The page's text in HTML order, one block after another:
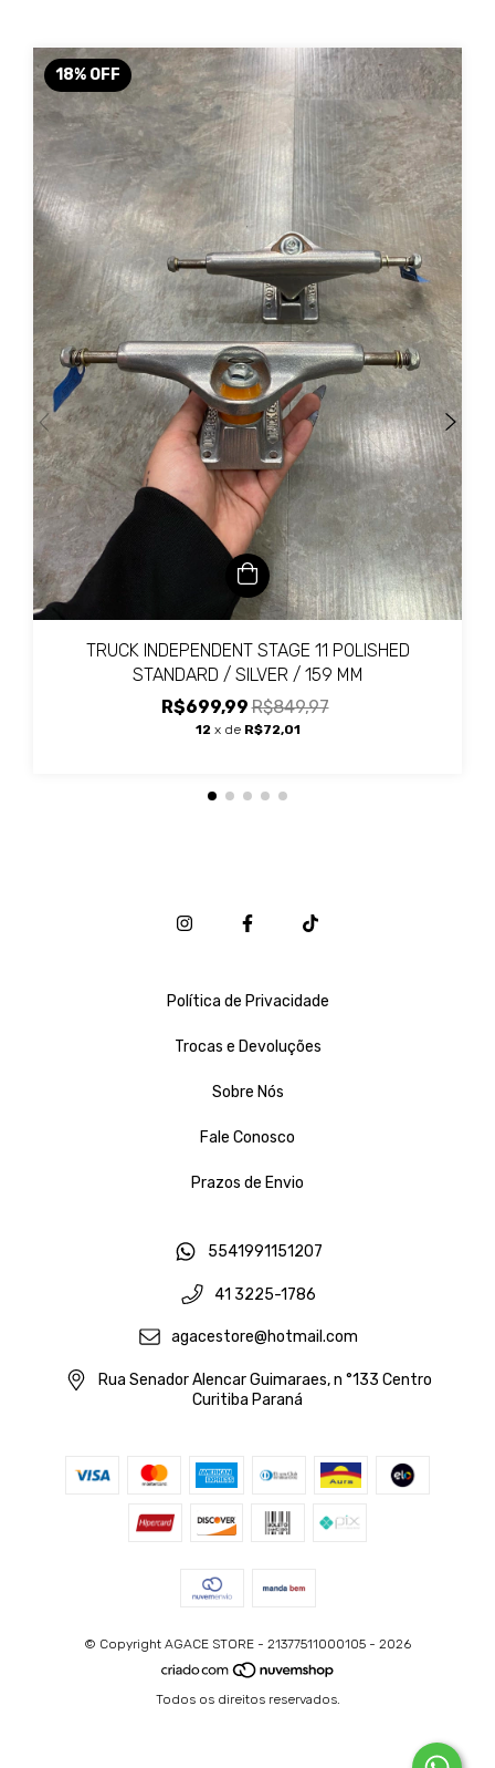
18% OFF
TRUCK INDEPENDENT STAGE 11 POLISHED
STANDARD / SILVER / 159 MM
R$699,99R$849,97
12 x de R$72,01
Política de Privacidade
Trocas e Devoluções
Sobre Nós
Fale Conosco
Prazos de Envio
5541991151207
41 3225-1786
agacestore@hotmail.com
Rua Senador Alencar Guimaraes, n °133 Centro
Curitiba Paraná
© Copyright AGACE STORE - 21377511000105 - 2026
Todos os direitos reservados.